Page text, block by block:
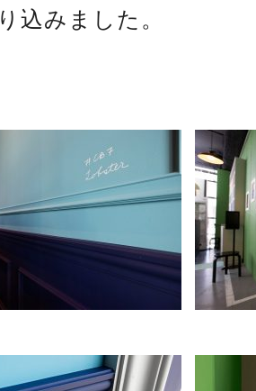
込みました。